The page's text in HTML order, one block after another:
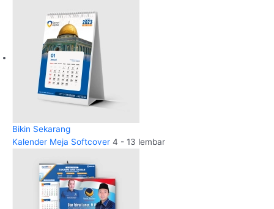
Bikin Sekarang
Kalender Meja Softcover 4 - 13 lembar